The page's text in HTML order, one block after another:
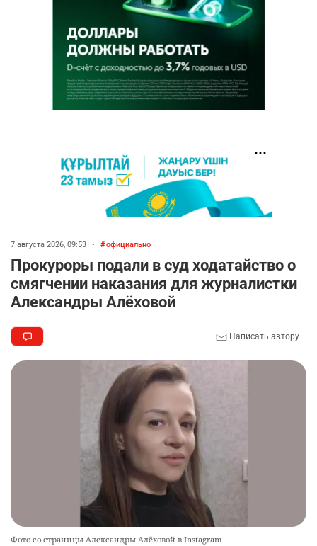
7 августа 2026, 09:53 • официально
Прокуроры подали в суд ходатайство о
смягчении наказания для журналистки
Александры Алёховой
Написать автору
Фото со страницы Александры Алёховой в Instagram